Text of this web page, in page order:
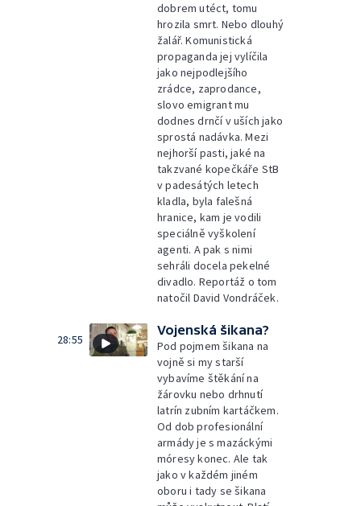
dobrem utéct, tomu
hrozila smrt. Nebo dlouhý
žalář. Komunistická
propaganda jej vylíčila
jako nejpodlejšího
zrádce, zaprodance,
slovo emigrant mu
dodnes drnčí v uších jako
sprostá nadávka. Mezi
nejhorší pasti, jaké na
takzvané kopečkáře StB
v padesátých letech
kladla, byla falešná
hranice, kam je vodili
speciálně vyškolení
agenti. A pak s nimi
sehráli docela pekelné
divadlo. Reportáž o tom
natočil David Vondráček.
28:55
Vojenská šikana?
Pod pojmem šikana na
vojně si my starší
vybavíme štěkání na
žárovku nebo drhnutí
latrín zubním kartáčkem.
Od dob profesionální
armády je s mazáckými
móresy konec. Ale tak
jako v každém jiném
oboru i tady se šikana